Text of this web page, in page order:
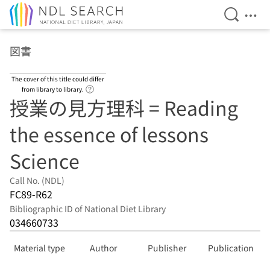
Open
図書
The cover of this title could differ
from library to library.
授業の見方理科 = Reading
the essence of lessons
Science
Call No. (NDL)
FC89-R62
Bibliographic ID of National Diet Library
034660733
Material type Author Publisher
Publication